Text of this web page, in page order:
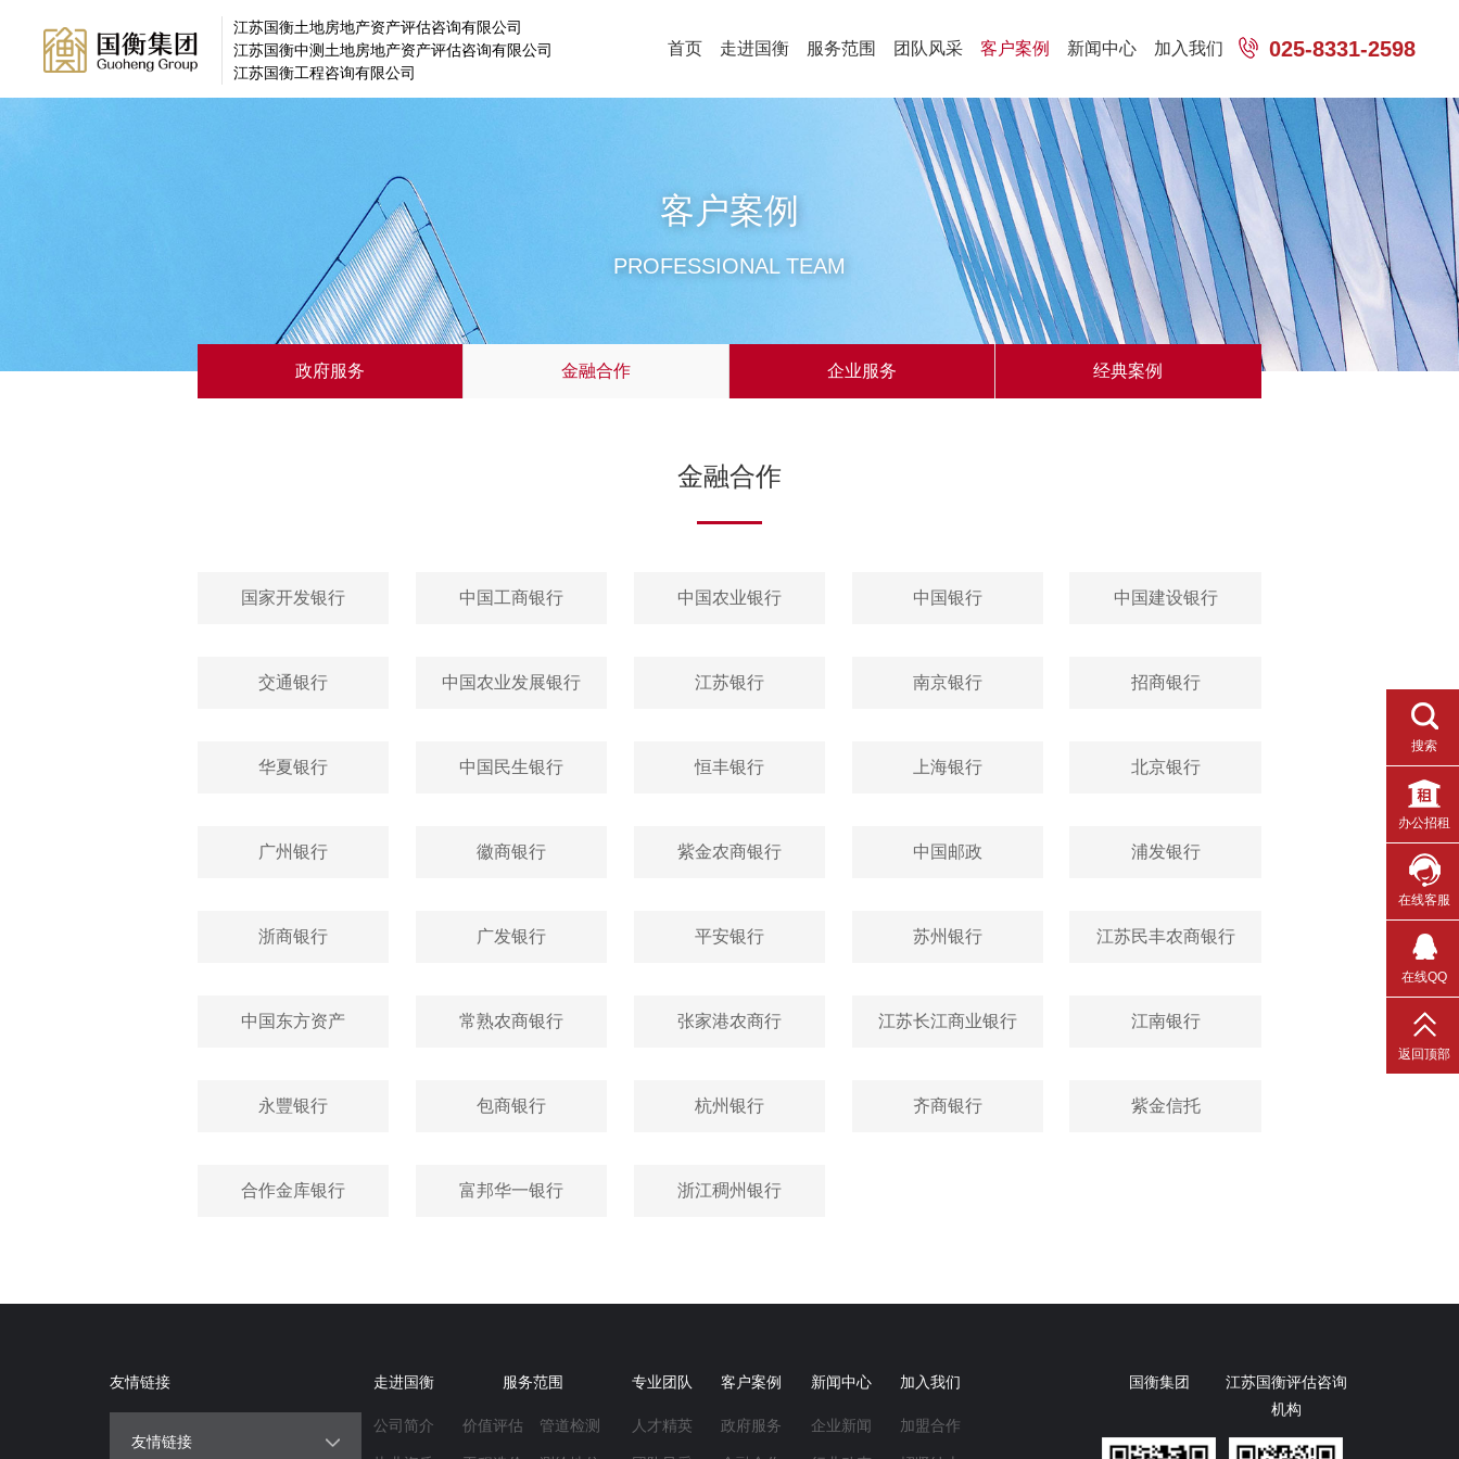
江苏国衡土地房地产资产评估咨询有限公司
江苏国衡中测土地房地产资产评估咨询有限公司
江苏国衡工程咨询有限公司
025-8331-2598
首页 走进国衡 服务范围 团队风采 客户案例 新闻中心 加入我们
客户案例
PROFESSIONAL TEAM
政府服务 金融合作 企业服务 经典案例
金融合作
国家开发银行 中国工商银行 中国农业银行 中国银行 中国建设银行
交通银行 中国农业发展银行 江苏银行 南京银行 招商银行
华夏银行 中国民生银行 恒丰银行 上海银行 北京银行
广州银行 徽商银行 紫金农商银行 中国邮政 浦发银行
浙商银行 广发银行 平安银行 苏州银行 江苏民丰农商银行
中国东方资产 常熟农商银行 张家港农商行 江苏长江商业银行 江南银行
永豐银行 包商银行 杭州银行 齐商银行 紫金信托
合作金库银行 富邦华一银行 浙江稠州银行
友情链接
友情链接
走进国衡
公司简介
服务范围
价值评估 管道检测
专业团队
人才精英
客户案例
政府服务
新闻中心
企业新闻
加入我们
加盟合作
国衡集团
江苏国衡评估咨询
机构
搜索
办公招租
在线客服
在线QQ
返回顶部